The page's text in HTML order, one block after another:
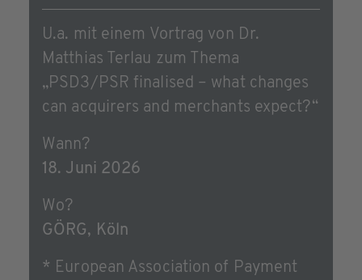
U.a. mit einem Vortrag von Dr.
Matthias Terlau zum Thema
„PSD3/PSR finalised – what changes
can acquirers and merchants expect?“
Wann?
18. Juni 2026
Wo?
GÖRG, Köln
* European Association of Payment